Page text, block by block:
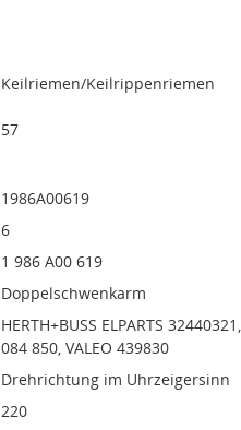
Keilriemen/Keilrippenriemen
57
1986A00619
6
1 986 A00 619
Doppelschwenkarm
HERTH+BUSS ELPARTS
084 850, VALEO 439830
Drehrichtung im Uhrzeigersinn
220